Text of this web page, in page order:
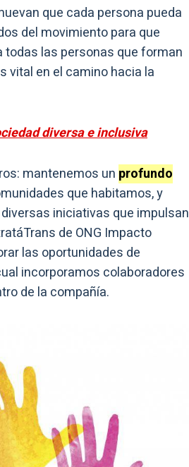
que cada persona pueda
del movimiento para que
todas las personas que forman
vital en el camino hacia la
diversa e inclusiva
mantenemos un profundo
que habitamos, y
iniciativas que impulsan
de ONG Impacto
las oportunidades de
incorporamos colaboradores
de la compañía.